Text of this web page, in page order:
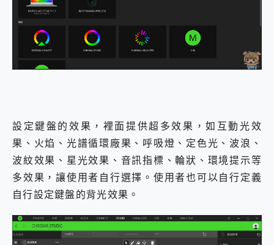
設定鍵盤的效果，裡面提供超多效果，如互動光效
果、火焰、光譜循環廠果、呼吸燈、定色光、波浪、
波紋效果、星光效果、音訊指標、輪狀、環境提示等
多效果，讓使用者自行選擇。使用者也可以自行定義
自行設定鍵盤的背光效果。